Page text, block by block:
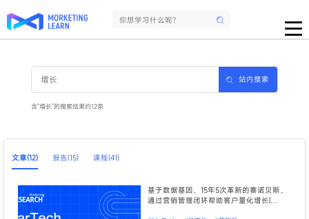
站内搜索
含"增长"的搜索结果约12条
文章(12) 报告(15) 课程(41)
基于数据基因，15年5次革新的赛诺贝斯，
通过营销管理闭环帮助客户量化增长|